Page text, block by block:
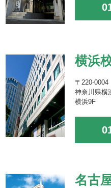
横浜
〒220-0004
神奈川県横
横浜9F
名古